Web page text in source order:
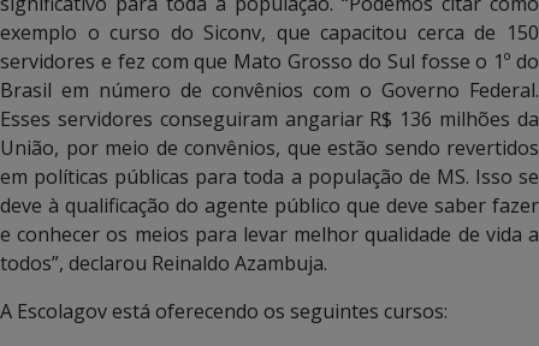
exemplo o curso do Siconv, que capacitou cerca de 150
servidores e fez com que Mato Grosso do Sul fosse o 1º do
Brasil em número de convênios com o Governo Federal.
Esses servidores conseguiram angariar R$ 136 milhões da
União, por meio de convênios, que estão sendo revertidos
em políticas públicas para toda a população de MS. Isso se
deve à qualificação do agente público que deve saber fazer
e conhecer os meios para levar melhor qualidade de vida a
todos”, declarou Reinaldo Azambuja.
A Escolagov está oferecendo os seguintes cursos: